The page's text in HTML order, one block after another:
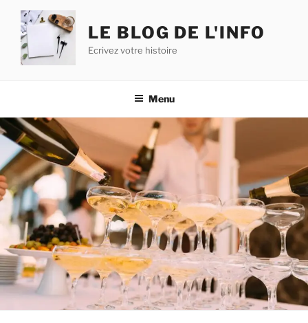
Aller
contenu
principal
LE BLOG DE L'INFO
Ecrivez votre histoire
Menu